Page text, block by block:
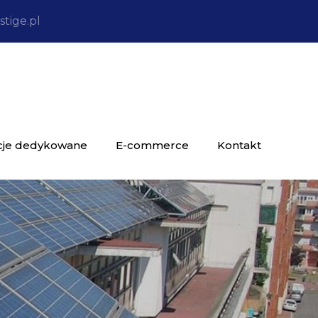
dedykowane E-commerce Kontakt